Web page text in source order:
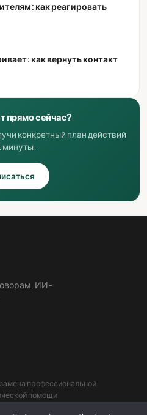
как реагировать
как вернуть контакт
прямо сейчас?
конкретный план действий
минуты.
ИИ-
профессиональной
помощи